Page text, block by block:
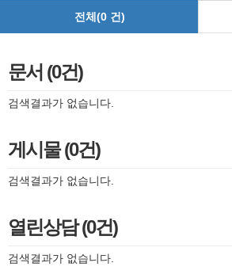
전체(0 건)
문서 (0건)
검색결과가 없습니다.
게시물 (0건)
검색결과가 없습니다.
열린상담 (0건)
검색결과가 없습니다.